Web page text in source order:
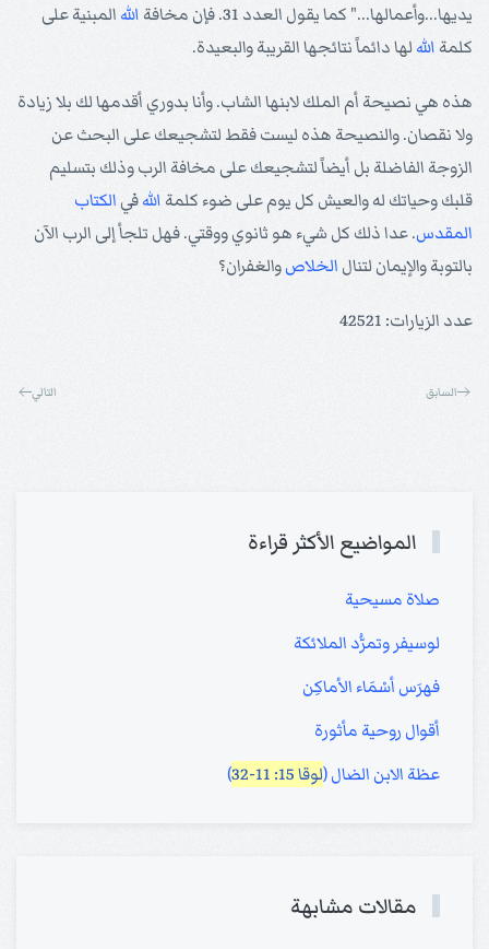
يديها...وأعمالها..." كما يقول العدد 31. فإن مخافة
الله المبنية على
كلمة الله لها دائماً نتائجها القريبة والبعيدة.
هذه هي نصيحة أم الملك لابنها الشاب. وأنا بدوري أقدمها لك بلا زيادة
ولا نقصان. والنصيحة هذه ليست فقط لتشجيعك على البحث عن
الزوجة الفاضلة بل أيضاً لتشجيعك على مخافة الرب وذلك بتسليم
قلبك وحياتك له والعيش كل يوم على ضوء كلمة اللهفي الكتاب
المقدس. عدا ذلك كل شيء هو ثانوي ووقتي. فهل تلجأ إلى الرب الآن
بالتوبة والإيمان لتنال الخلاصوالغفران؟
عدد الزيارات: 42521
السابق التالي
المواضيع الأكثر قراءة
صلاة مسيحية
لوسيفر وتمرُّد الملائكة
فهرَس أسْمَاء الأماكِن
أقوال روحية مأثورة
عظة الابن الضال (لوقا 15: 11-32 )
مقالات مشابهة